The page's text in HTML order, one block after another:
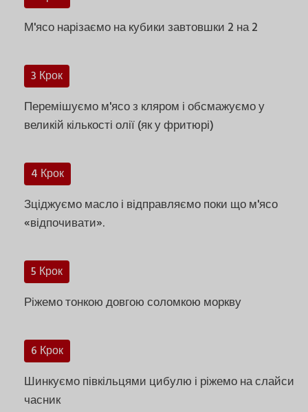
М'ясо нарізаємо на кубики завтовшки 2 на 2
3 Крок
Перемішуємо м'ясо з кляром і обсмажуємо у
великій кількості олії (як у фритюрі)
4 Крок
Зціджуємо масло і відправляємо поки що м'ясо
«відпочивати».
5 Крок
Ріжемо тонкою довгою соломкою моркву
6 Крок
Шинкуємо півкільцями цибулю і ріжемо на слайси
часник